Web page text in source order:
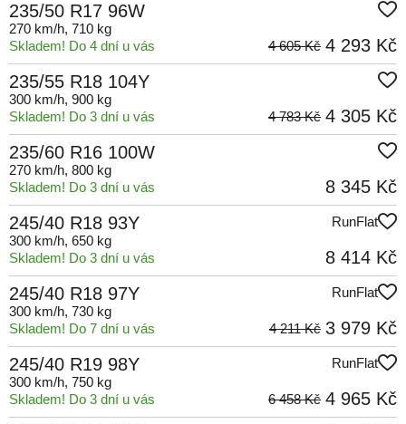
235/50 R17 96W
270 km/h, 710 kg
Skladem! Do 4 dní u vás
4 293 Kč
4 605 Kč
235/55 R18 104Y
300 km/h, 900 kg
Skladem! Do 3 dní u vás
4 305 Kč
4 783 Kč
235/60 R16 100W
270 km/h, 800 kg
Skladem! Do 3 dní u vás
8 345 Kč
245/40 R18 93Y
RunFlat
300 km/h, 650 kg
Skladem! Do 3 dní u vás
8 414 Kč
245/40 R18 97Y
RunFlat
300 km/h, 730 kg
Skladem! Do 7 dní u vás
3 979 Kč
4 211 Kč
245/40 R19 98Y
RunFlat
300 km/h, 750 kg
Skladem! Do 3 dní u vás
4 965 Kč
6 458 Kč